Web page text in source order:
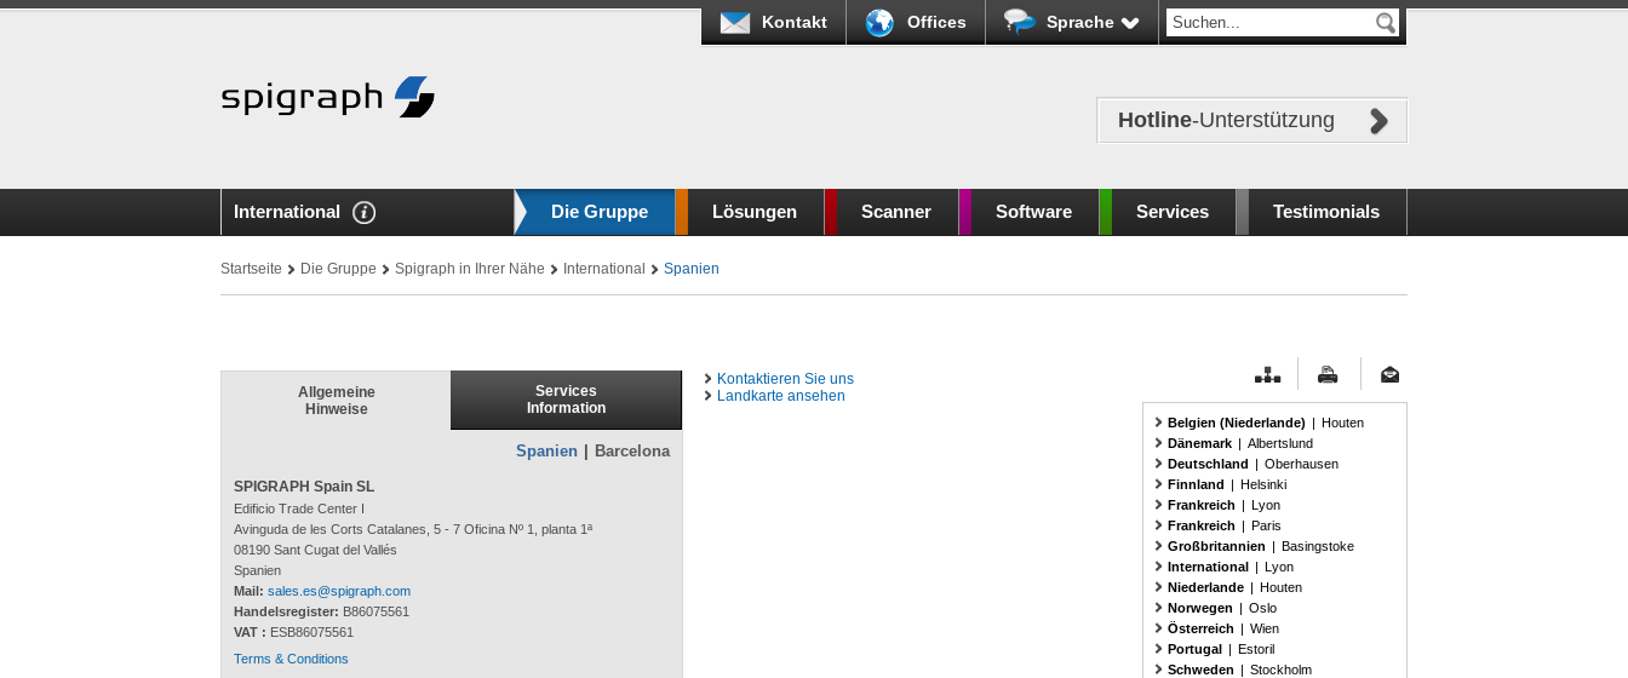
Kontakt Offices Sprache
Hotline-Unterstützung
International Die Gruppe Lösungen Scanner Software Services Testimonials
Startseite Die Gruppe Spigraph in Ihrer Nähe International Spanien
Allgemeine
Hinweise
Services
Information
Spanien Barcelona
SPIGRAPH Spain SL
Edificio Trade Center I
Avinguda de les Corts Catalanes, 5 - 7 Oficina Nº 1, planta 1ª
08190 Sant Cugat del Vallés
Spanien
Mail: sales.es@spigraph.com
Handelsregister: B86075561
VAT : ESB86075561
Terms & Conditions
Kontaktieren Sie uns
Landkarte ansehen
Belgien (Niederlande) | Houten
Dänemark | Albertslund
Deutschland | Oberhausen
Finnland | Helsinki
Frankreich | Lyon
Frankreich | Paris
Großbritannien | Basingstoke
International | Lyon
Niederlande | Houten
Norwegen | Oslo
Österreich | Wien
Portugal | Estoril
Schweden | Stockholm